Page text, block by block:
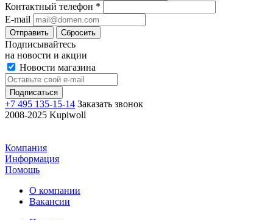
Контактный телефон *
E-mail
Отправить Сбросить
Подписывайтесь
на новости и акции
Новости магазина
+7 495 135-15-14 Заказать звонок
2008-2025 Kupiwoll
Компания
Информация
Помощь
О компании
Вакансии